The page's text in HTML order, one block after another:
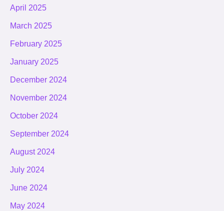
April 2025
March 2025
February 2025
January 2025
December 2024
November 2024
October 2024
September 2024
August 2024
July 2024
June 2024
May 2024